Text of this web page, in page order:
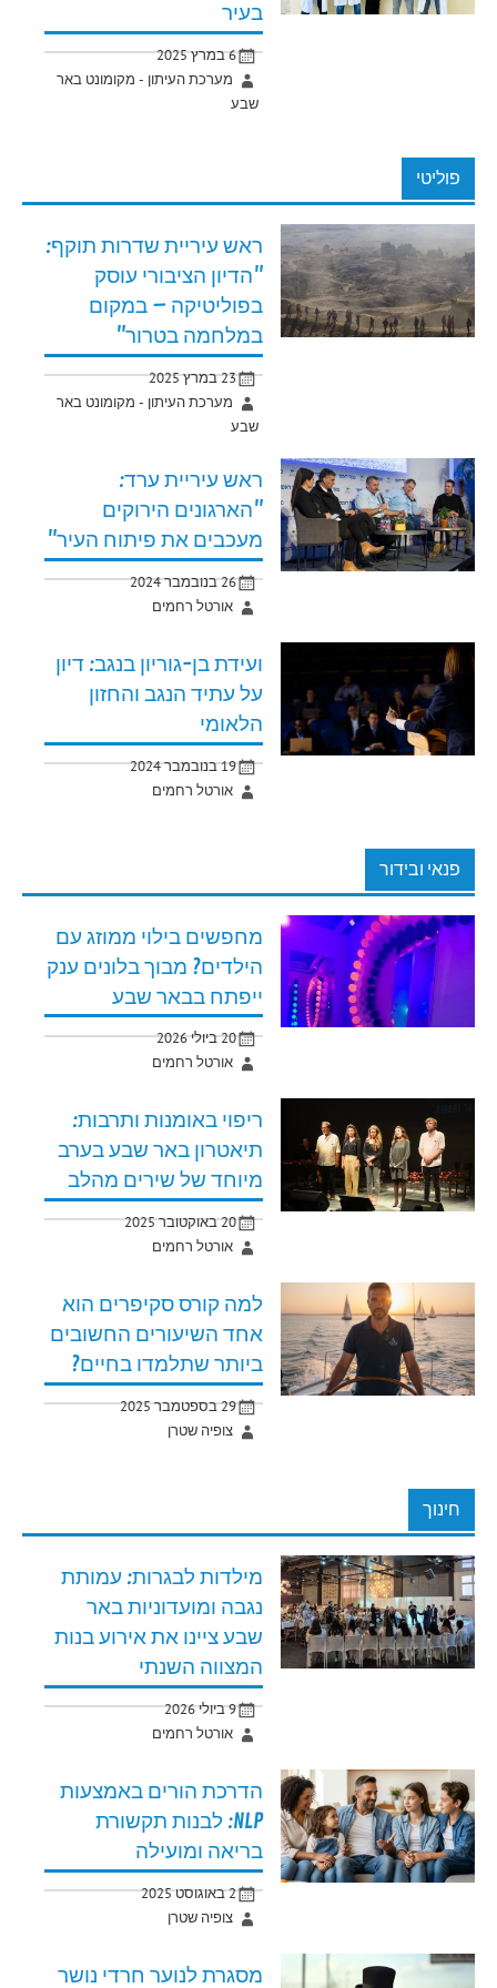
בעיר
6 במרץ 2025
מערכת העיתון - מקומונט באר
שבע
פוליטי
ראש עיריית שדרות תוקף:
"הדיון הציבורי עוסק
בפוליטיקה – במקום
במלחמה בטרור"
23 במרץ 2025
מערכת העיתון - מקומונט באר
שבע
ראש עיריית ערד:
"הארגונים הירוקים
מעכבים את פיתוח העיר"
26 בנובמבר 2024
אורטל רחמים
ועידת בן-גוריון בנגב: דיון
על עתיד הנגב והחזון
הלאומי
19 בנובמבר 2024
אורטל רחמים
פנאי ובידור
מחפשים בילוי ממוזג עם
הילדים? מבוך בלונים ענק
ייפתח בבאר שבע
20 ביולי 2026
אורטל רחמים
ריפוי באומנות ותרבות:
תיאטרון באר שבע בערב
מיוחד של שירים מהלב
20 באוקטובר 2025
אורטל רחמים
למה קורס סקיפרים הוא
אחד השיעורים החשובים
ביותר שתלמדו בחיים?
29 בספטמבר 2025
צופיה שטרן
חינוך
מילדות לבגרות: עמותת
נגבה ומועדוניות באר
שבע ציינו את אירוע בנות
המצווה השנתי
9 ביולי 2026
אורטל רחמים
הדרכת הורים באמצעות
NLP: לבנות תקשורת
בריאה ומועילה
2 באוגוסט 2025
צופיה שטרן
מסגרת לנוער חרדי נושר